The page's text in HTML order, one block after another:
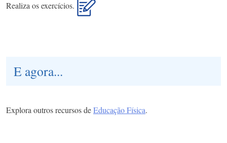
Realiza os exercícios.
E agora...
Explora outros recursos deEducação Física.